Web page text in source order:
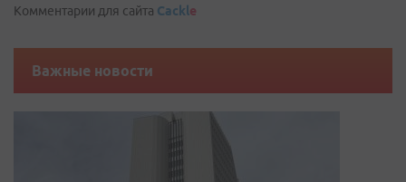
Комментарии для сайта Cackle
Важные новости